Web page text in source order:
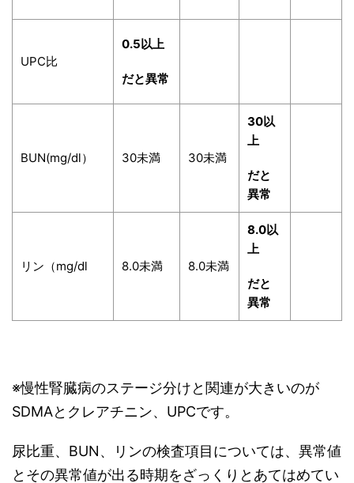
UPC比
0.5以上
だと異常
BUN(mg/dl） 30未満 30未満
30以
上
だと
異常
リン（mg/dl 8.0未満 8.0未満
8.0以
上
だと
異常
※慢性腎臓病のステージ分けと関連が大きいのが
SDMAとクレアチニン、UPCです。
尿比重、BUN、リンの検査項目については、異常値
とその異常値が出る時期をざっくりとあてはめてい